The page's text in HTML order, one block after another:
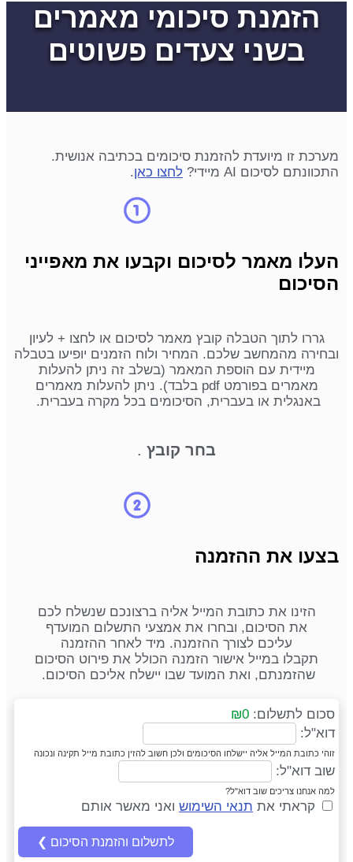
הזמנת סיכומי מאמרים
בשני צעדים פשוטים
מערכת זו מיועדת להזמנת סיכומים בכתיבה אנושית.
התכוונתם לסיכום AI מיידי?
לחצו כאן.
העלו מאמר לסיכום וקבעו את מאפייני
הסיכום
גררו לתוך הטבלה קובץ מאמר לסיכום או לחצו + לעיון
ובחירה מהמחשב שלכם. המחיר ולוח הזמנים יופיעו בטבלה
מיידית עם הוספת המאמר (בשלב זה ניתן להעלות
מאמרים בפורמט pdf בלבד). ניתן להעלות מאמרים
באנגלית או בעברית, הסיכומים בכל מקרה בעברית.
בחר קובץ .
בצעו את ההזמנה
הזינו את כתובת המייל אליה ברצונכם שנשלח לכם
את הסיכום, ובחרו את אמצעי התשלום המועדף
עליכם לצורך ההזמנה. מיד לאחר ההזמנה
תקבלו במייל אישור הזמנה הכולל את פירוט הסיכום
שהזמנתם, ואת המועד שבו יישלח אליכם הסיכום.
סכום לתשלום: ₪0
דוא"ל:
זוהי כתובת המייל אליה יישלחו הסיכומים ולכן חשוב להזין כתובת מייל תקינה ונכונה
שוב דוא"ל:
למה אנחנו צריכים שוב דוא"ל?
קראתי את תנאי השימוש ואני מאשר אותם